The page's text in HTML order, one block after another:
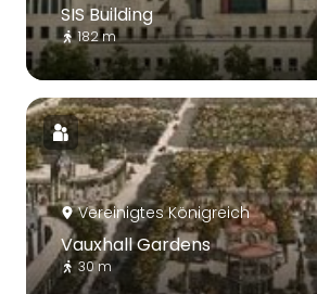
SIS Building
182 m
Vereinigtes Königreich
Vauxhall Gardens
30 m